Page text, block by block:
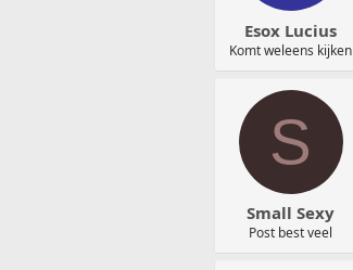
Esox Lucius
Komt weleens kijken
S
Small Sexy
Post best veel